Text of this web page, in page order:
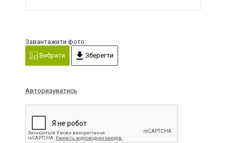
Завантажити фото:
Вибрати
Зберегти
Авторизуватись